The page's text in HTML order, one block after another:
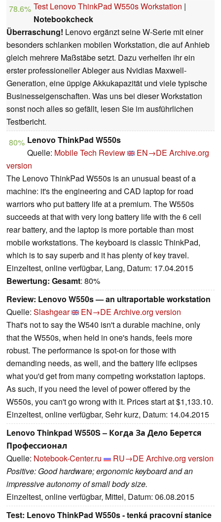
78.6% Test Lenovo ThinkPad W550s Workstation |
Notebookcheck
Überraschung! Lenovo ergänzt seine W-Serie mit einer
besonders schlanken mobilen Workstation, die auf Anhieb
gleich mehrere Maßstäbe setzt. Dazu verhelfen ihr ein
erster professioneller Ableger aus Nvidias Maxwell-
Generation, eine üppige Akkukapazität und viele typische
Businesseigenschaften. Was uns bei dieser Workstation
sonst noch alles so gefällt, lesen Sie im ausführlichen
Testbericht.
80% Lenovo ThinkPad W550s
Quelle: Mobile Tech Review EN→DE Archive.org
version
The Lenovo ThinkPad W550s is an unusual beast of a
machine: it's the engineering and CAD laptop for road
warriors who put battery life at a premium. The W550s
succeeds at that with very long battery life with the 6 cell
rear battery, and the laptop is more portable than most
mobile workstations. The keyboard is classic ThinkPad,
which is to say superb and it has plenty of key travel.
Einzeltest, online verfügbar, Lang, Datum: 17.04.2015
Bewertung: Gesamt: 80%
Review: Lenovo W550s — an ultraportable workstation
Quelle: Slashgear EN→DE Archive.org version
That's not to say the W540 isn't a durable machine, only
that the W550s, when held in one's hands, feels more
robust. The performance is spot-on for those with
demanding needs, as well, and the battery life eclipses
what you'd get from many competing workstation laptops.
As such, if you need the level of power offered by the
W550s, you can't go wrong with it. Prices start at $1,133.10.
Einzeltest, online verfügbar, Sehr kurz, Datum: 14.04.2015
Lenovo Thinkpad W550S – Когда За Дело Берется
Профессионал
Quelle: Notebook-Center.ru RU→DE Archive.org version
Positive: Good hardware; ergonomic keyboard and an
impressive autonomy of small body size.
Einzeltest, online verfügbar, Mittel, Datum: 06.08.2015
Test: Lenovo ThinkPad W550s - tenká pracovní stanice